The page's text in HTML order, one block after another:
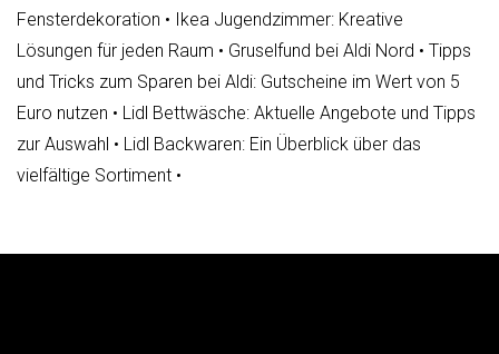
Fensterdekoration • Ikea Jugendzimmer: Kreative
Lösungen für jeden Raum • Gruselfund bei Aldi Nord • Tipps
und Tricks zum Sparen bei Aldi: Gutscheine im Wert von 5
Euro nutzen • Lidl Bettwäsche: Aktuelle Angebote und Tipps
zur Auswahl • Lidl Backwaren: Ein Überblick über das
vielfältige Sortiment •